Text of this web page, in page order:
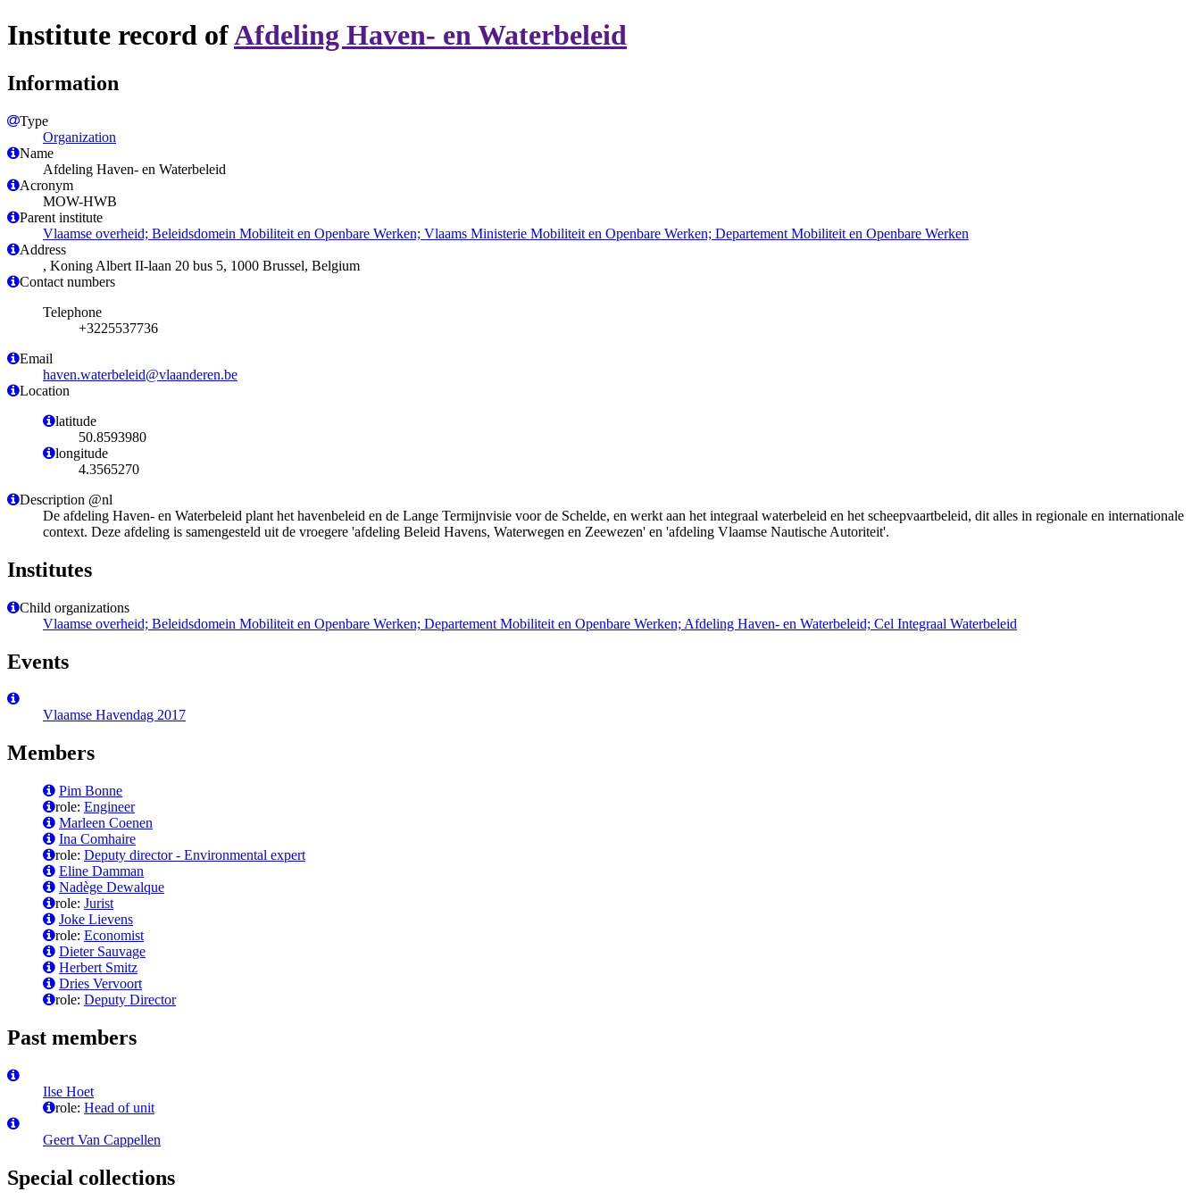
Institute record ofAfdeling Haven- en Waterbeleid
Information
Type
Organization
Name
Afdeling Haven- en Waterbeleid
Acronym
MOW-HWB
Parent institute
Vlaamse overheid; Beleidsdomein Mobiliteit en Openbare Werken; Vlaams Ministerie Mobiliteit en Openbare Werken; Departement Mobiliteit en Openbare Werken
Address
, Koning Albert II-laan 20 bus 5, 1000 Brussel, Belgium
Contact numbers
Telephone
+3225537736
Email
haven.waterbeleid@vlaanderen.be
Location
latitude
50.8593980
longitude
4.3565270
Description @nl
De afdeling Haven- en Waterbeleid plant het havenbeleid en de Lange Termijnvisie voor de Schelde, en werkt aan het integraal waterbeleid en het scheepvaartbeleid, dit alles in regionale en internationale
context. Deze afdeling is samengesteld uit de vroegere 'afdeling Beleid Havens, Waterwegen en Zeewezen' en 'afdeling Vlaamse Nautische Autoriteit'.
Institutes
Child organizations
Vlaamse overheid; Beleidsdomein Mobiliteit en Openbare Werken; Departement Mobiliteit en Openbare Werken; Afdeling Haven- en Waterbeleid; Cel Integraal Waterbeleid
Events
Vlaamse Havendag 2017
Members
Pim Bonne
role: Engineer
Marleen Coenen
Ina Comhaire
role: Deputy director - Environmental expert
Eline Damman
Nadège Dewalque
role: Jurist
Joke Lievens
role: Economist
Dieter Sauvage
Herbert Smitz
Dries Vervoort
role: Deputy Director
Past members
Ilse Hoet
role: Head of unit
Geert Van Cappellen
Special collections